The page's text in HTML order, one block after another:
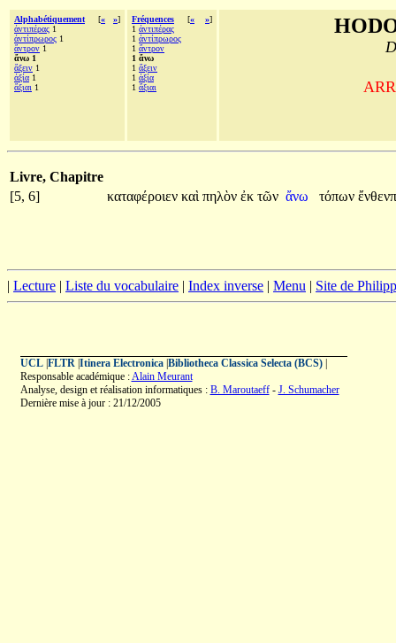
Alphabétiquement [« »]
ἀντιπέρας 1
ἀντίπρωρος 1
ἄντρον 1
ἄνω 1
ἄξειν 1
ἀξία 1
ἄξιαι 1
Fréquences [« »]
1 ἀντιπέρας
1 ἀντίπρωρος
1 ἄντρον
1 ἄνω
1 ἄξειν
1 ἀξία
1 ἄξιαι
Livre, Chapitre
[5, 6]
καταφέροιεν καὶ πηλὸν ἐκ τῶν ἄνω τόπων
| Lecture | Liste du vocabulaire | Index inverse | Menu | Site de
UCL| FLTR| Itinera Electronica| Bibliotheca Classica Selecta (BCS)|
Responsable académique :Alain Meurant
Analyse, design et réalisation informatiques : B. Maroutaeff- J. Schumacher
Dernière mise à jour : 21/12/2005